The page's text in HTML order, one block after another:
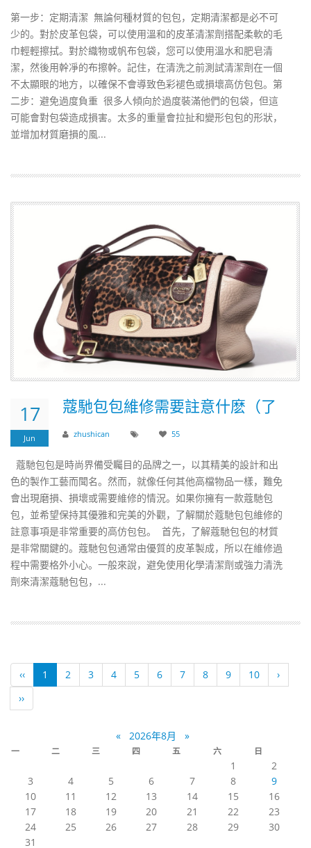
第一步：定期清潔 無論何種材質的包包，定期清潔都是必不可
少的。對於皮革包袋，可以使用溫和的皮革清潔劑搭配柔軟的毛
巾輕輕擦拭。對於織物或帆布包袋，您可以使用溫水和肥皂清
潔，然後用幹凈的布擦幹。記住，在清洗之前測試清潔劑在一個
不太顯眼的地方，以確保不會導致色彩褪色或損壞高仿包包。第
二步：避免過度負重 很多人傾向於過度裝滿他們的包袋，但這
可能會對包袋造成損害。太多的重量會拉扯和變形包包的形狀，
並增加材質磨損的風...
17
Jun
​蔻馳包包維修需要註意什麽（了
zhushican 55
蔻馳包包是時尚界備受矚目的品牌之一，以其精美的設計和出
色的製作工藝而聞名。然而，就像任何其他高檔物品一樣，難免
會出現磨損、損壞或需要維修的情況。如果你擁有一款蔻馳包
包，並希望保持其優雅和完美的外觀，了解關於蔻馳包包維修的
註意事項是非常重要的高仿包包。 首先，了解蔻馳包包的材質
是非常關鍵的。蔻馳包包通常由優質的皮革製成，所以在維修過
程中需要格外小心。一般來說，避免使用化學清潔劑或強力清洗
劑來清潔蔻馳包包，...
‹‹ 1 2 3 4 5 6 7 8 9 10
›
››
« 2026年8月 »
一 二 三 四 五 六 日
1
2
3
4 5 6 7 8
9
10
11 12 13 14 15
16
17
18 19 20 21 22
23
24
25 26 27 28 29
30
31